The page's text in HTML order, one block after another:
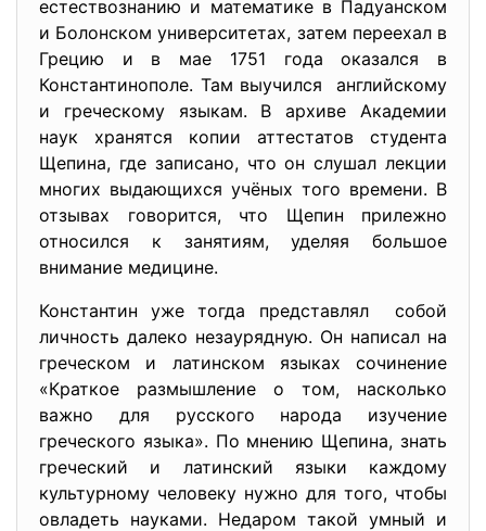
естествознанию и математике в Падуанском
и Болонском университетах, затем переехал в
Грецию и в мае 1751 года оказался в
Константинополе. Там выучился английскому
и греческому языкам. В архиве Академии
наук хранятся копии аттестатов студента
Щепина, где записано, что он слушал лекции
многих выдающихся учёных того времени. В
отзывах говорится, что Щепин прилежно
относился к занятиям, уделяя большое
внимание медицине.
Константин уже тогда представлял собой
личность далеко незаурядную. Он написал на
греческом и латинском языках сочинение
«Краткое размышление о том, насколько
важно для русского народа изучение
греческого языка». По мнению Щепина, знать
греческий и латинский языки каждому
культурному человеку нужно для того, чтобы
овладеть науками. Недаром такой умный и